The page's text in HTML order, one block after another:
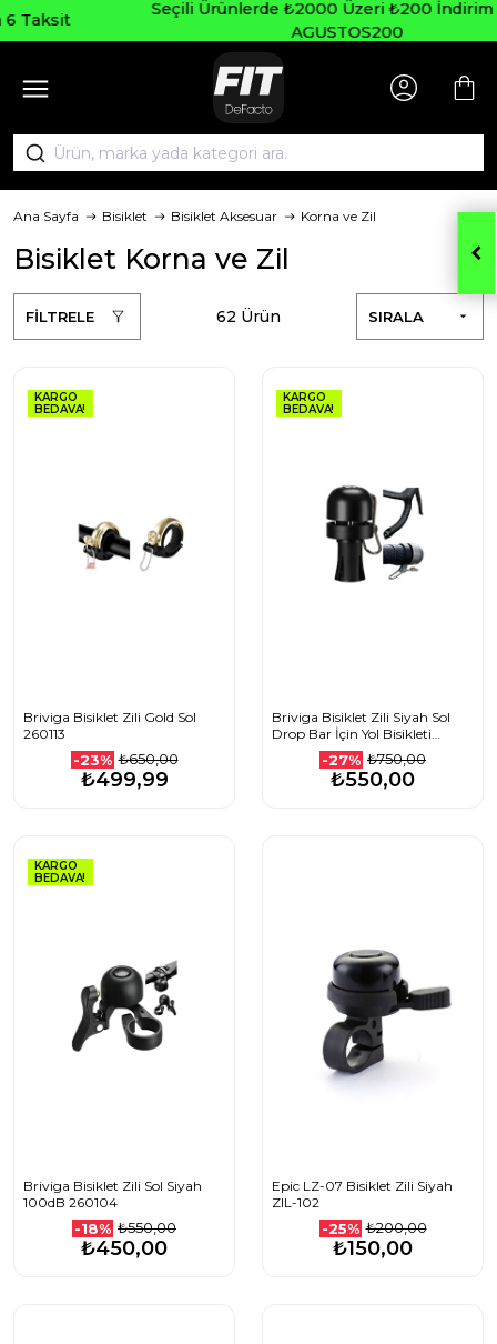
Seçili Ürünlerde ₺2000 Üzeri ₺200 İndirim Kodu:
AGUSTOS200
Ana Sayfa Bisiklet Bisiklet Aksesuar Korna ve Zil
Bisiklet Korna ve Zil
FİLTRELE SIRALA
62 Ürün
KARGO
BEDAVA!
Briviga Bisiklet Zili Gold Sol
260113
-23% ₺650,00
₺499,99
KARGO
BEDAVA!
Briviga Bisiklet Zili Siyah Sol
Drop Bar İçin Yol Bisikleti
Gidonu Uyumlu 80dB 260101
-27% ₺750,00
₺550,00
KARGO
BEDAVA!
Briviga Bisiklet Zili Sol Siyah
100dB 260104
-18% ₺550,00
₺450,00
Epic LZ-07 Bisiklet Zili Siyah
ZIL-102
-25% ₺200,00
₺150,00